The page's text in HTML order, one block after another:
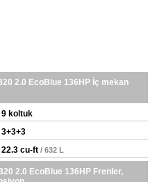
2.0 EcoBlue 136HP İç mekan
9 koltuk
3+3+3
22.3 cu-ft / 632 L
2.0 EcoBlue 136HP Frenler,